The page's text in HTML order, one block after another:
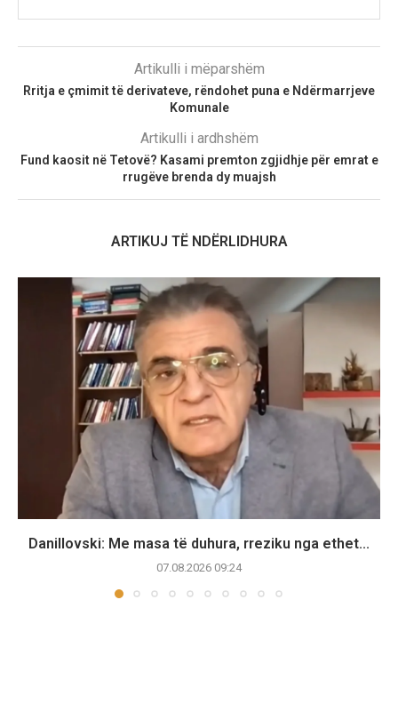
Artikulli i mëparshëm
Rritja e çmimit të derivateve, rëndohet puna e Ndërmarrjeve
Komunale
Artikulli i ardhshëm
Fund kaosit në Tetovë? Kasami premton zgjidhje për emrat e
rrugëve brenda dy muajsh
ARTIKUJ TË NDËRLIDHURA
Danillovski: Me masa të duhura, rreziku nga ethet...
07.08.2026 09:24